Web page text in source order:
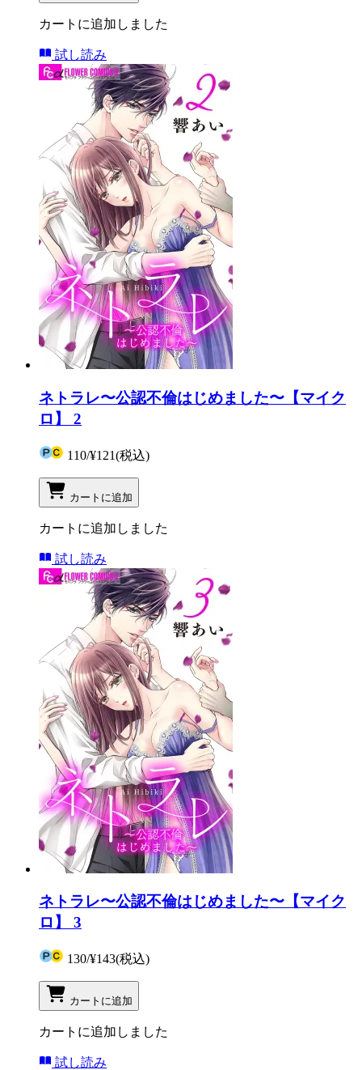
カートに追加しました
試し読み
ネトラレ〜公認不倫はじめました〜【マイク
ロ】 2
110/¥121(税込)
カートに追加
カートに追加しました
試し読み
ネトラレ〜公認不倫はじめました〜【マイク
ロ】 3
130/¥143(税込)
カートに追加
カートに追加しました
試し読み